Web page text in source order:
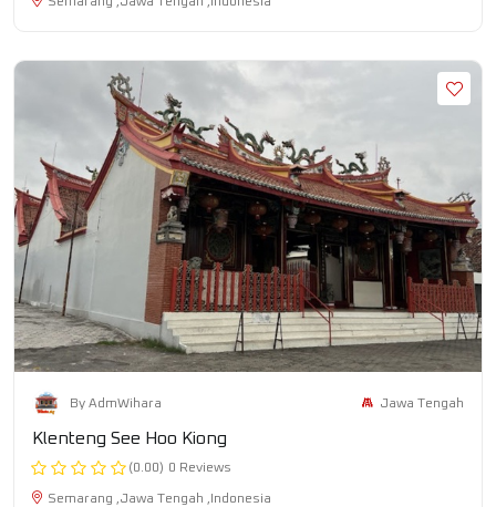
By AdmWihara Jawa Tengah
Klenteng See Hoo Kiong
(0.00) 0 Reviews
Semarang ,Jawa Tengah ,Indonesia